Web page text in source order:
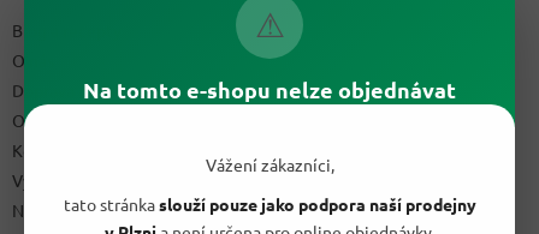
⚠
Na tomto e-shopu nelze objednávat
Vážení zákazníci,
tato stránkaslouží pouze jako podpora naší prodejny
Blog a recepty
O nás
Doprava & platby
Obchodní podmínky
Kontakty
Výdejní místo
Napište nám